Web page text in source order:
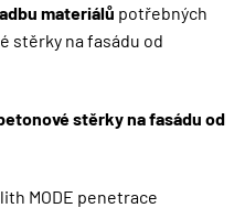
materiálů potřebných
stěrky na fasádu od
stěrky na fasádu od
MODE penetrace